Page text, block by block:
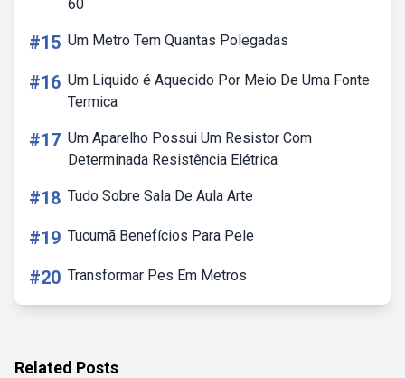
60
#15 Um Metro Tem Quantas Polegadas
#16 Um Liquido é Aquecido Por Meio De Uma Fonte
Termica
#17 Um Aparelho Possui Um Resistor Com
Determinada Resistência Elétrica
#18 Tudo Sobre Sala De Aula Arte
#19 Tucumã Benefícios Para Pele
#20 Transformar Pes Em Metros
Related Posts